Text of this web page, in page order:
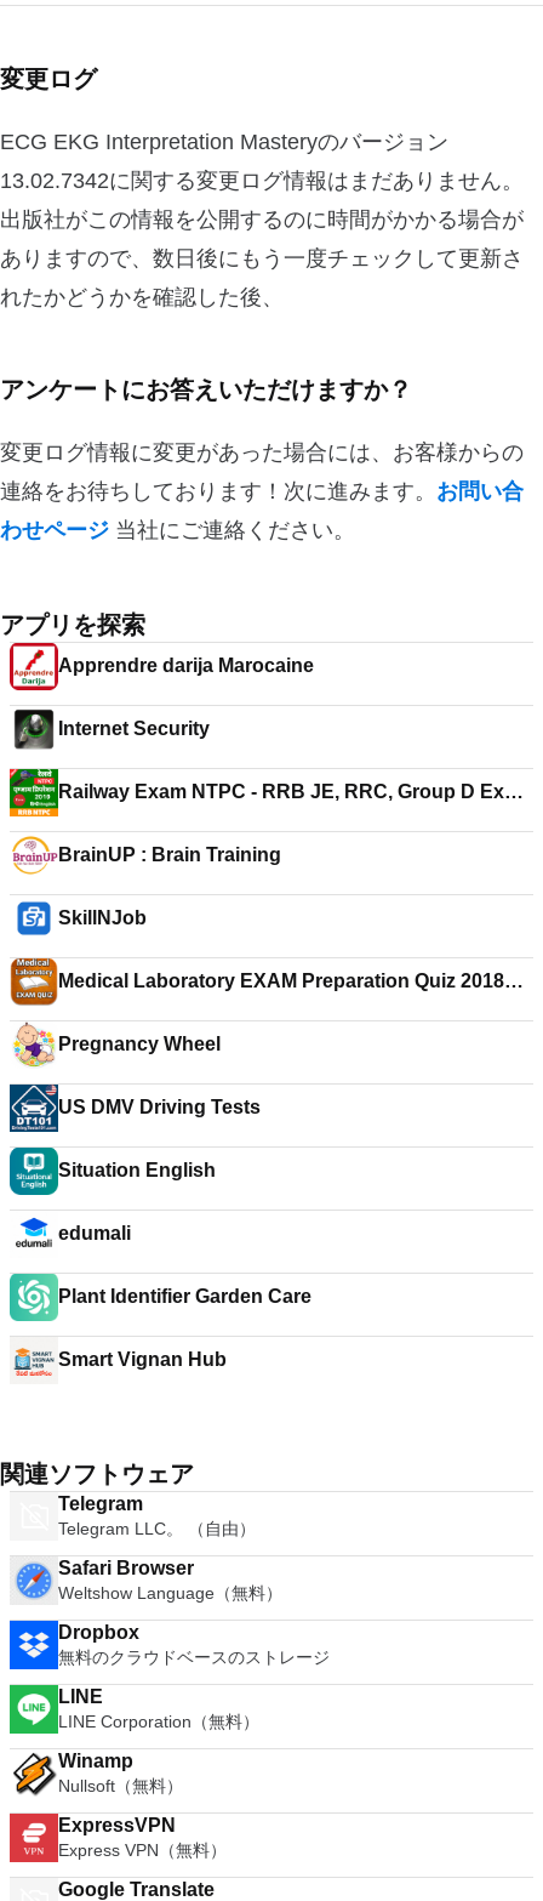
変更ログ
ECG EKG Interpretation Masteryのバージョン
13.02.7342に関する変更ログ情報はまだありません。
出版社がこの情報を公開するのに時間がかかる場合が
ありますので、数日後にもう一度チェックして更新さ
れたかどうかを確認した後、
アンケートにお答えいただけますか？
変更ログ情報に変更があった場合には、お客様からの
連絡をお待ちしております！次に進みます。 お問い合
わせページ 当社にご連絡ください。
アプリを探索
Apprendre darija Marocaine
Internet Security
Railway Exam NTPC - RRB JE, RRC, Group D Exam
BrainUP : Brain Training
SkillNJob
Medical Laboratory EXAM Preparation Quiz 2018
Pregnancy Wheel
US DMV Driving Tests
Situation English
edumali
Plant Identifier Garden Care
Smart Vignan Hub
関連ソフトウェア
Telegram
Telegram LLC。 （自由）
Safari Browser
Weltshow Language（無料）
Dropbox
無料のクラウドベースのストレージ
LINE
LINE Corporation（無料）
Winamp
Nullsoft（無料）
ExpressVPN
Express VPN（無料）
Google Translate